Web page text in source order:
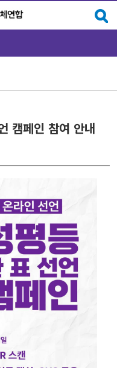
캠페인 참여 안내